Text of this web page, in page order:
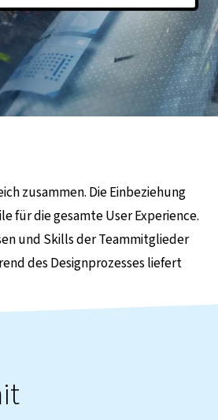
zusammen. Die Einbeziehung
für die gesamte User Experience.
und Skills der Teammitglieder
des Designprozesses liefert